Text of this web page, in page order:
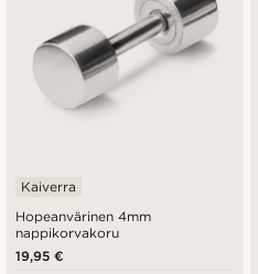
Hopeanvärinen 4mm
nappikorvakoru
Kaiverra
19,95 €